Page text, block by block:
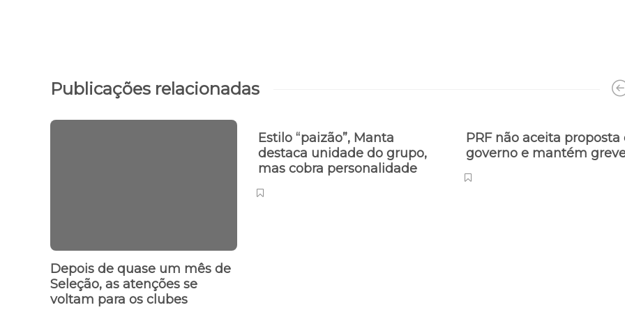
Publicações relacionadas
Depois de quase um mês de
Seleção, as atenções se
voltam para os clubes
Estilo “paizão”, Manta
destaca unidade do grupo,
mas cobra personalidade
PRF não aceita proposta
governo e mantém